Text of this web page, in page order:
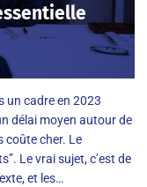
un cadre en 2023
délai moyen autour de
coûte cher. Le
Le vrai sujet, c’est de
et les…